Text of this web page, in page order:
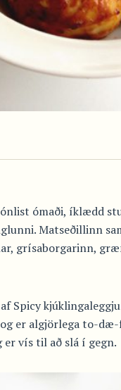
ómaði, íklædd
Matseðillinn
grísaborgarinn,
Spicy
er algjörlega to-
er vís til að slá í gegn.